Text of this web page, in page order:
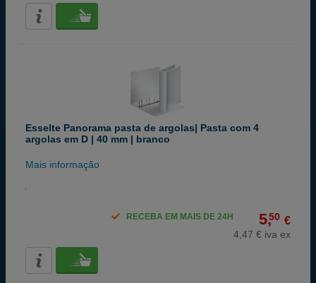
Esselte Panorama pasta de argolas| Pasta com 4
argolas em D | 40 mm | branco
Mais informação
5,50 €
4,47 € iva ex
RECEBA EM MAIS DE 24H